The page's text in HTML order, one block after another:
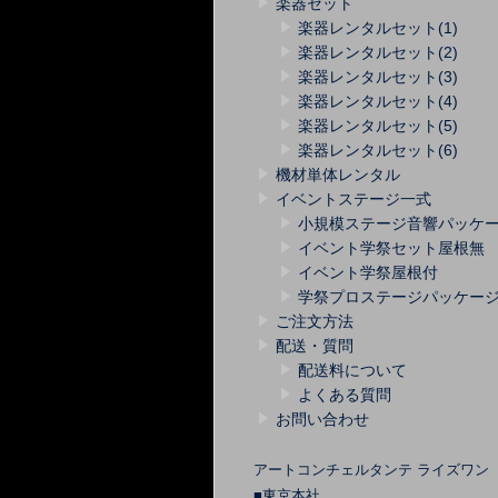
楽器レンタルセット(1)
楽器レンタルセット(2)
楽器レンタルセット(3)
楽器レンタルセット(4)
楽器レンタルセット(5)
楽器レンタルセット(6)
機材単体レンタル
イベントステージ一式
小規模ステージ音響パッケ
イベント学祭セット屋根無
イベント学祭屋根付
学祭プロステージパッケー
ご注文方法
配送・質問
配送料について
よくある質問
お問い合わせ
アートコンチェルタンテ ライズワン